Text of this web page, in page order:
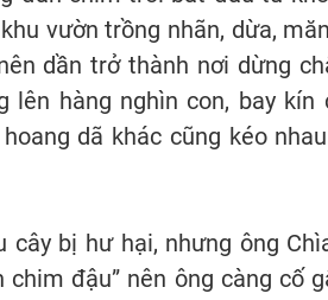
vườn trồng nhãn, dừa,
dần trở thành nơi dừng
hàng nghìn con, bay kín
dã khác cũng kéo
bị hư hại, nhưng ông
đậu” nên ông càng cố